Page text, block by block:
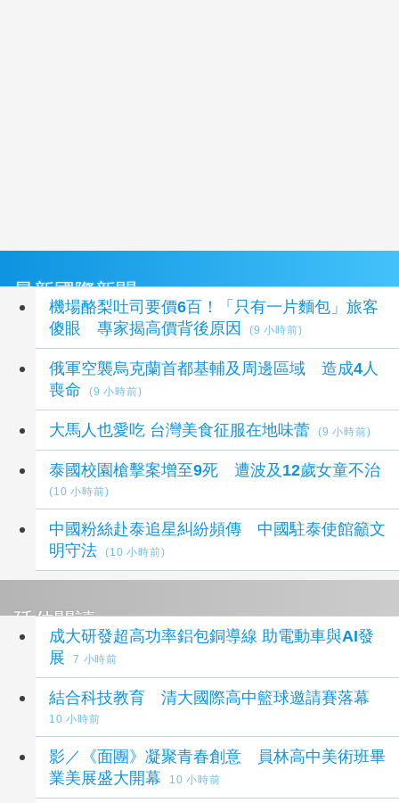
最新國際新聞
機場酪梨吐司要價6百！「只有一片麵包」旅客
傻眼 專家揭高價背後原因
(9 小時前)
俄軍空襲烏克蘭首都基輔及周邊區域 造成4人
喪命
(9 小時前)
大馬人也愛吃 台灣美食征服在地味蕾 (9 小時前)
泰國校園槍擊案增至9死 遭波及12歲女童不治
(10 小時前)
中國粉絲赴泰追星糾紛頻傳 中國駐泰使館籲文
明守法
(10 小時前)
延伸閱讀
成大研發超高功率鋁包銅導線 助電動車與AI發
展
7 小時前
結合科技教育 清大國際高中籃球邀請賽落幕
10 小時前
影／《面團》凝聚青春創意 員林高中美術班畢
業美展盛大開幕
10 小時前